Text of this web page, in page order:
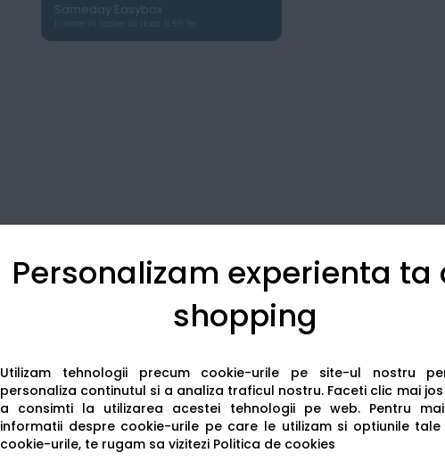
Personalizam experienta ta
shopping
Utilizam tehnologii precum cookie-urile pe site-ul nostru
personaliza continutul si a analiza traficul nostru. Faceti clic mai
a consimti la utilizarea acestei tehnologii pe web. Pentru
informatii despre cookie-urile pe care le utilizam si optiunile tale
cookie-urile, te rugam sa vizitezi Politica de cookies
Sameday Easybox
Detalii tehnice Recenzii